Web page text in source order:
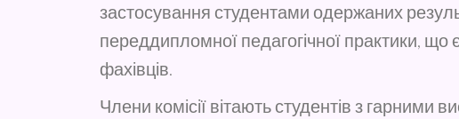
застосування студентами одержаних
переддипломної педагогічної практики,
фахівців.
Члени комісії вітають студентів з гарними